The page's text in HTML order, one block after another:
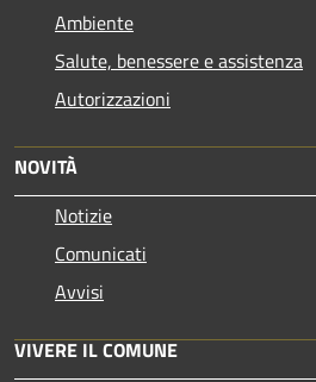
Ambiente
Salute, benessere e assistenza
Autorizzazioni
NOVITÀ
Notizie
Comunicati
Avvisi
VIVERE IL COMUNE